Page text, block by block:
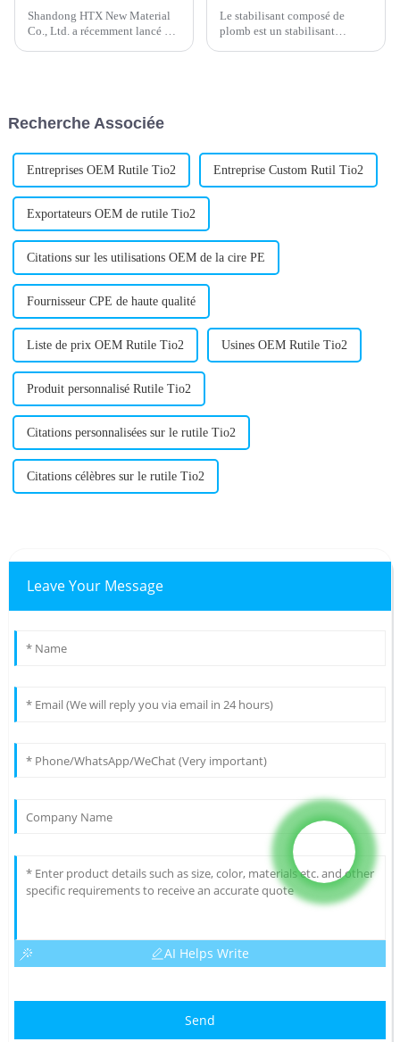
Shandong HTX New Material
Co., Ltd. a récemment lancé un
construction. Ce nouveau
Le stabilisant composé de
plomb est un stabilisant
Recherche Associée
Entreprises OEM Rutile Tio2 Entreprise Custom Rutil Tio2
Exportateurs OEM de rutile Tio2
Citations sur les utilisations OEM de la cire PE
Fournisseur CPE de haute qualité
Liste de prix OEM Rutile Tio2 Usines OEM Rutile Tio2
Produit personnalisé Rutile Tio2
Citations personnalisées sur le rutile Tio2
Citations célèbres sur le rutile Tio2
Leave Your Message
AI Helps Write
Send